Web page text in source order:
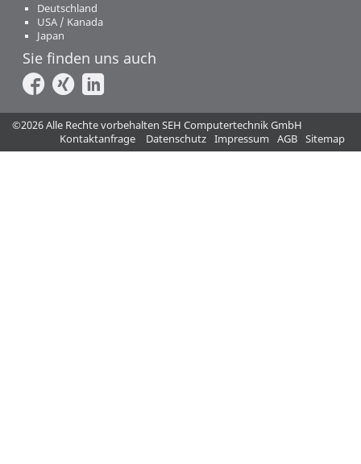
Deutschland
USA / Kanada
Japan
Sie finden uns auch
©2026 Alle Rechte vorbehalten SEH Computertechnik GmbH
Kontaktanfrage
Datenschutz Impressum AGB Sitemap